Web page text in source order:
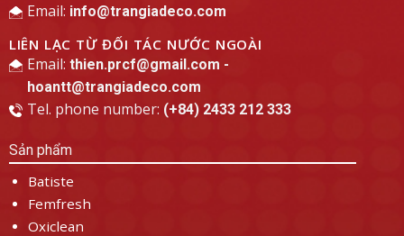
Email: info@trangiadeco.com
LIÊN LẠC TỪ ĐỐI TÁC NƯỚC NGOÀI
Email: thien.prcf@gmail.com -
hoantt@trangiadeco.com
Tel. phone number: (+84) 2433 212 333
Sản phẩm
Batiste
Femfresh
Oxiclean